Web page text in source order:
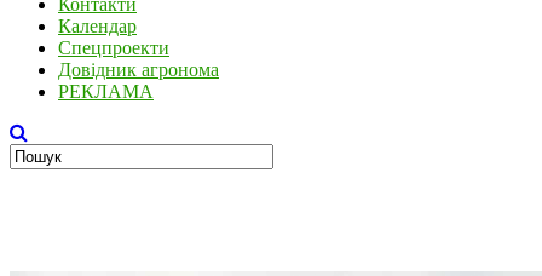
Контакти
Календар
Спецпроекти
Довідник агронома
РЕКЛАМА